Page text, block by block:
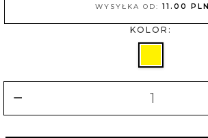
WYSYŁKA OD: 11.00 PLN
KOLOR: